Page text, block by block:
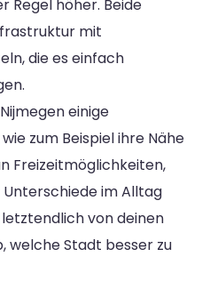
Regel höher. Beide
mit
die es einfach
einige
zum Beispiel ihre Nähe
Freizeitmöglichkeiten,
im Alltag
von deinen
welche Stadt besser zu